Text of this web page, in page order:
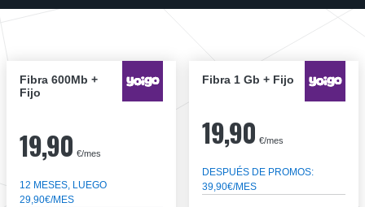
Fibra 600Mb +
Fijo
19,90 €/mes
12 MESES, LUEGO
29,90€/MES
Fibra 1 Gb + Fijo
19,90 €/mes
DESPUÉS DE PROMOS:
39,90€/MES